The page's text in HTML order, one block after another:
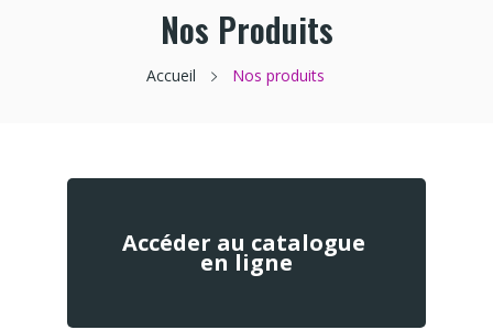
Nos Produits
Accueil Nos produits
Accéder au catalogue
en ligne